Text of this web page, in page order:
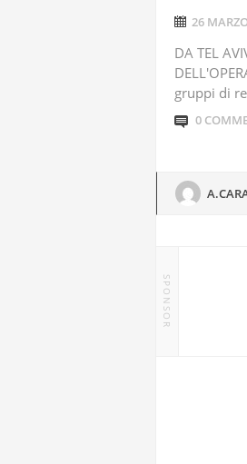
26
DA TEL
gruppi di
0
SPONSOR